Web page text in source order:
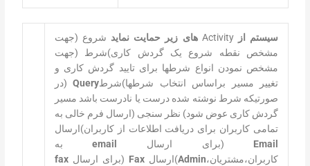
سیستم ازActivity های زیر حمایت نماید شروع (جهت
مشخص نقطه شروع یک گردش کاری)شرط (جهت
مشخص نمودن انواع شرطها برای تایید گردش کاری و
تغییر مسیر براساس انتخاب شرطها)شرطQuery(در
صورتیکه شرط نوشته شده درست یا نادرست باشد مسیر
گردش کاری عوض شود) نظر سنجی (ارسال فرم خالی به
تمامی کاربران برای دریافت اطلاعات از کاربران)ارسال
Email (برای ارسال emailبه
کاربران،مشتریان،Admin)ارسال Fax (برای ارسالfax